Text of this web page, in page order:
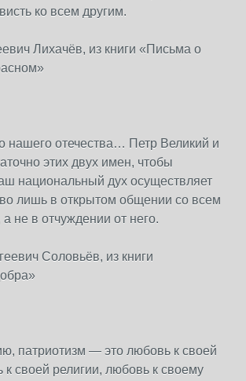
ко всем другим.
Лихачёв, из книги «Письма о
нашего отечества… Петр Великий и
этих двух имен, чтобы
национальный дух осуществляет
лишь в открытом общении со всем
не в отчуждении от него.
Соловьёв, из книги
патриотизм — это любовь к своей
своей религии, любовь к своему